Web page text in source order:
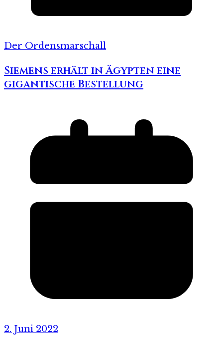
Der Ordensmarschall
Siemens erhält in Ägypten eine
gigantische Bestellung
2. Juni 2022